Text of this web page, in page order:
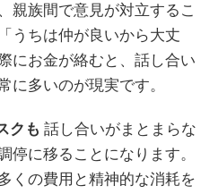
親族間で意見が対立するこ
うちは仲が良いから大丈
にお金が絡むと、話し合い
に多いのが現実です。
クも 話し合いがまとまらな
停に移ることになります。
くの費用と精神的な消耗を